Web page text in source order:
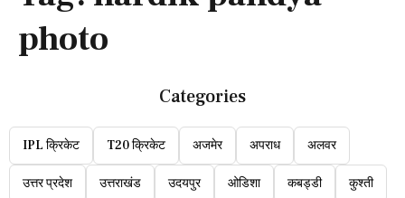
photo
Categories
IPL क्रिकेट T20 क्रिकेट अजमेर अपराध अलवर
उत्तर प्रदेश उत्तराखंड उदयपुर ओडिशा कबड्डी कुश्ती